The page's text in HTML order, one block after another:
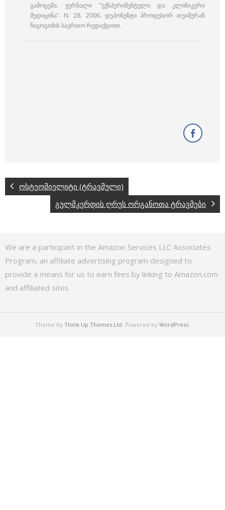
გამოცემა. ჟურნალი “ექსპერიმენტული და კლინიკური
მედიცინა”. N: 28. 2006. დეპონენტი პროფესორ თეიმურაზ
ჩიგოგიძის საერთო რედაქციით.
ოსტეომიელიტი (ტრავმული)
გულმკერდის ღრუს ორგანოთა ტრავმები
We are a participant in the Amazon Services LLC Associates
Program, an affiliate advertising program designed to
provide a means for us to earn fees by linking to Amazon.com
and affiliated sites
Theme by Think Up Themes Ltd. Powered by WordPress.